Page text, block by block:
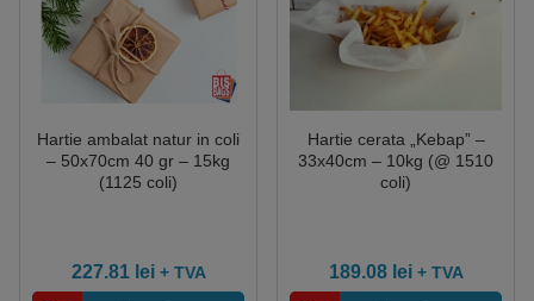
Hartie ambalat natur in coli
– 50x70cm 40 gr – 15kg
(1125 coli)
227.81 lei + TVA
Hartie cerata „Kebap” –
33x40cm – 10kg (@ 1510
coli)
189.08 lei + TVA